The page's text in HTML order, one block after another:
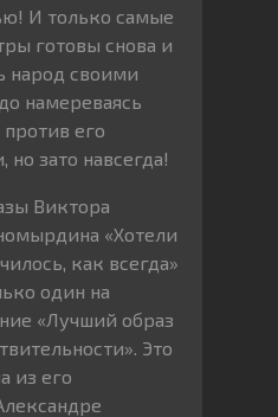
И только самые
готовы снова и
народ своими
намереваясь
против его
но зато навсегда!
Виктора
«Хотели
как всегда»
один на
«Лучший образ
Это
из его